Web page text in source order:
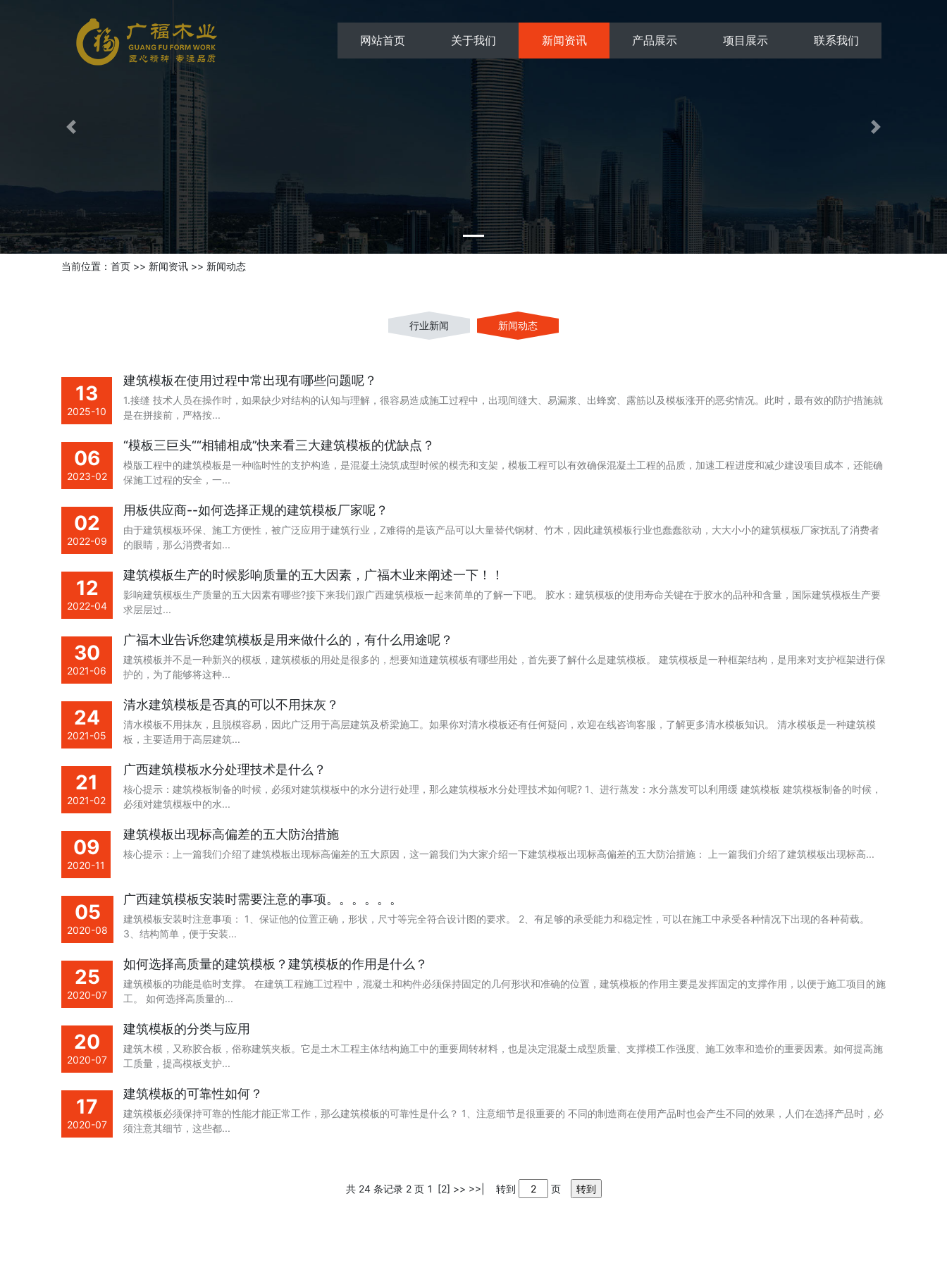
网站首页 关于我们 新闻资讯 产品展示 项目展示 联系我们
Previous Next
当前位置： 首页 >> 新闻资讯 >> 新闻动态
行业新闻 新闻动态
13
2025-10
建筑模板在使用过程中常出现有哪些问题呢？
1.接缝 技术人员在操作时，如果缺少对结构的认知与理解，很容易造成施工过程中，出现间缝大、易漏浆、出蜂窝、露筋以及模板涨开的恶劣情况。此时，最有效的防护措施就
是在拼接前，严格按...
06
2023-02
“模板三巨头““相辅相成”快来看三大建筑模板的优缺点？
模版工程中的建筑模板是一种临时性的支护构造，是混凝土浇筑成型时候的模壳和支架，模板工程可以有效确保混凝土工程的品质，加速工程进度和减少建设项目成本，还能确
保施工过程的安全，一...
02
2022-09
用板供应商--如何选择正规的建筑模板厂家呢？
由于建筑模板环保、施工方便性，被广泛应用于建筑行业，Z难得的是该产品可以大量替代钢材、竹木，因此建筑模板行业也蠢蠢欲动，大大小小的建筑模板厂家扰乱了消费者
的眼睛，那么消费者如...
12
2022-04
建筑模板生产的时候影响质量的五大因素，广福木业来阐述一下！！
影响建筑模板生产质量的五大因素有哪些?接下来我们跟广西建筑模板一起来简单的了解一下吧。 胶水：建筑模板的使用寿命关键在于胶水的品种和含量，国际建筑模板生产要
求层层过...
30
2021-06
广福木业告诉您建筑模板是用来做什么的，有什么用途呢？
建筑模板并不是一种新兴的模板，建筑模板的用处是很多的，想要知道建筑模板有哪些用处，首先要了解什么是建筑模板。 建筑模板是一种框架结构，是用来对支护框架进行保
护的，为了能够将这种...
24
2021-05
清水建筑模板是否真的可以不用抹灰？
清水模板不用抹灰，且脱模容易，因此广泛用于高层建筑及桥梁施工。如果你对清水模板还有任何疑问，欢迎在线咨询客服，了解更多清水模板知识。 清水模板是一种建筑模
板，主要适用于高层建筑...
21
2021-02
广西建筑模板水分处理技术是什么？
核心提示：建筑模板制备的时候，必须对建筑模板中的水分进行处理，那么建筑模板水分处理技术如何呢? 1、进行蒸发：水分蒸发可以利用缓 建筑模板 建筑模板制备的时候，
必须对建筑模板中的水...
09
2020-11
建筑模板出现标高偏差的五大防治措施
核心提示：上一篇我们介绍了建筑模板出现标高偏差的五大原因，这一篇我们为大家介绍一下建筑模板出现标高偏差的五大防治措施： 上一篇我们介绍了建筑模板出现标高...
05
2020-08
广西建筑模板安装时需要注意的事项。。。。。。
建筑模板安装时注意事项： 1、保证他的位置正确，形状，尺寸等完全符合设计图的要求。 2、有足够的承受能力和稳定性，可以在施工中承受各种情况下出现的各种荷载。
3、结构简单，便于安装...
25
2020-07
如何选择高质量的建筑模板？建筑模板的作用是什么？
建筑模板的功能是临时支撑。 在建筑工程施工过程中，混凝土和构件必须保持固定的几何形状和准确的位置，建筑模板的作用主要是发挥固定的支撑作用，以便于施工项目的施
工。 如何选择高质量的...
20
2020-07
建筑模板的分类与应用
建筑木模，又称胶合板，俗称建筑夹板。它是土木工程主体结构施工中的重要周转材料，也是决定混凝土成型质量、支撑模工作强度、施工效率和造价的重要因素。如何提高施
工质量，提高模板支护...
17
2020-07
建筑模板的可靠性如何？
建筑模板必须保持可靠的性能才能正常工作，那么建筑模板的可靠性是什么？ 1、注意细节是很重要的 不同的制造商在使用产品时也会产生不同的效果，人们在选择产品时，必
须注意其细节，这些都...
共 24 条记录 2 页 1 [2] >> >>| 转到 页